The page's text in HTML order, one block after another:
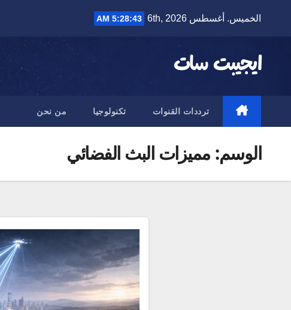
الخميس. أغسطس 6th, 2026 5:28:43 AM
ايجيبت سات
ترددات القنوات تكنولوجيا من نحن
الوسم:مميزات البث الفضائي